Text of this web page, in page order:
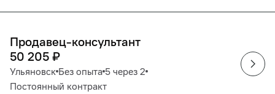
Продавец-консультант
50 205 ₽
Ульяновск Без опыта 5 через 2
Постоянный контракт